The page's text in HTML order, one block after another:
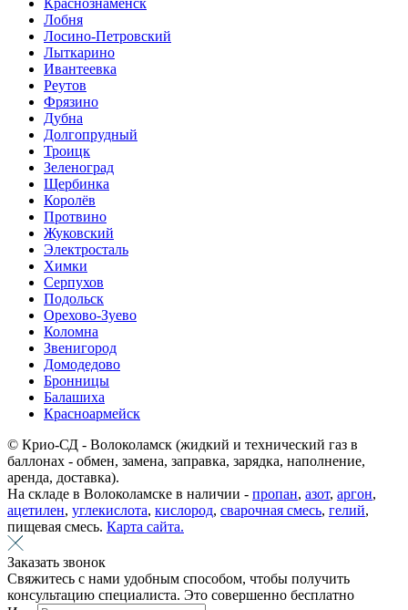
Лобня
Лосино-Петровский
Лыткарино
Ивантеевка
Реутов
Фрязино
Дубна
Долгопрудный
Троицк
Зеленоград
Щербинка
Королёв
Протвино
Жуковский
Электросталь
Химки
Серпухов
Подольск
Орехово-Зуево
Коломна
Звенигород
Домодедово
Бронницы
Балашиха
Красноармейск
© Крио-СД - Волоколамск (жидкий и технический газ в
баллонах - обмен, замена, заправка, зарядка, наполнение,
аренда, доставка).
На складе в Волоколамске в наличии - пропан, азот, аргон,
ацетилен, углекислота, кислород, сварочная смесь, гелий,
пищевая смесь. Карта сайта.
Заказать звонок
Свяжитесь с нами удобным способом, чтобы получить
консультацию специалиста. Это совершенно бесплатно